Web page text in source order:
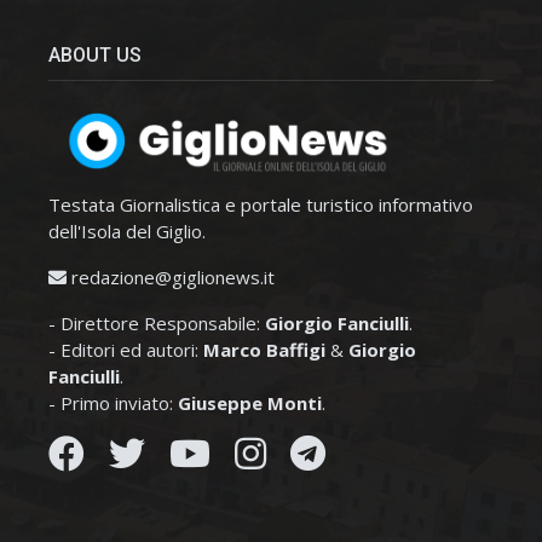
ABOUT US
Testata Giornalistica e portale turistico informativo
dell'Isola del Giglio.
redazione@giglionews.it
- Direttore Responsabile: Giorgio Fanciulli.
- Editori ed autori: Marco Baffigi & Giorgio
Fanciulli.
- Primo inviato: Giuseppe Monti.